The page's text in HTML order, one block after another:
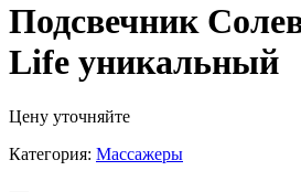
Подсвечник
Life уникальный
Цену уточняйте
Категория: Массажеры